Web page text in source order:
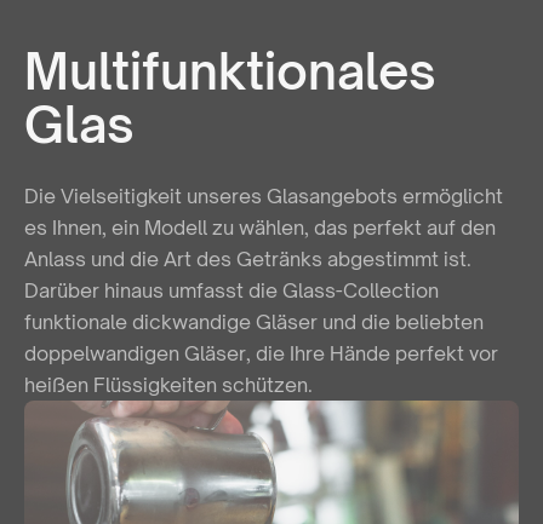
Multifunktionales
Glas
Die Vielseitigkeit unseres Glasangebots ermöglicht
es Ihnen, ein Modell zu wählen, das perfekt auf den
Anlass und die Art des Getränks abgestimmt ist.
Darüber hinaus umfasst die Glass-Collection
funktionale dickwandige Gläser und die beliebten
doppelwandigen Gläser, die Ihre Hände perfekt vor
heißen Flüssigkeiten schützen.